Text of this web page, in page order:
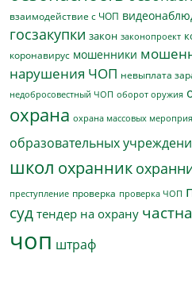
взаимодействие с ЧОП
госзакупки закон законопроект
коронавирус мошенники
нарушения ЧОП невыплата
недобросовестный ЧОП оборот оружия
охрана охрана массовых
образовательных
школ охранник
преступление проверка проверка ЧОП
суд тендер на охрану
чоп штраф